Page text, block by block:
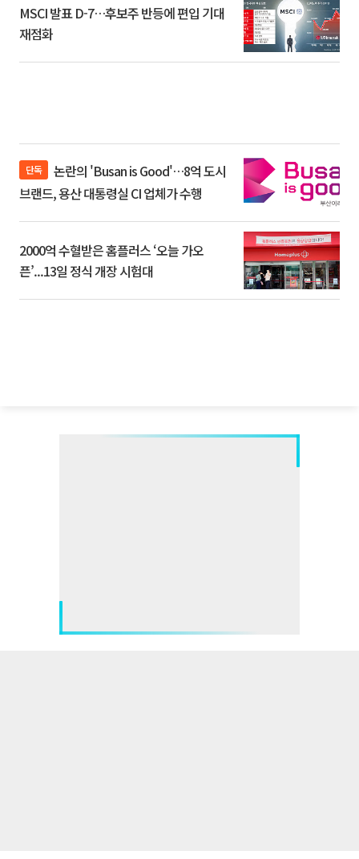
MSCI 발표 D-7…후보주 반등에 편입 기대
재점화
단독
브랜드, 용산 대통령실 CI 업체가 수행
2000억 수혈받은 홈플러스 ‘오늘 가오
픈’...13일 정식 개장 시험대